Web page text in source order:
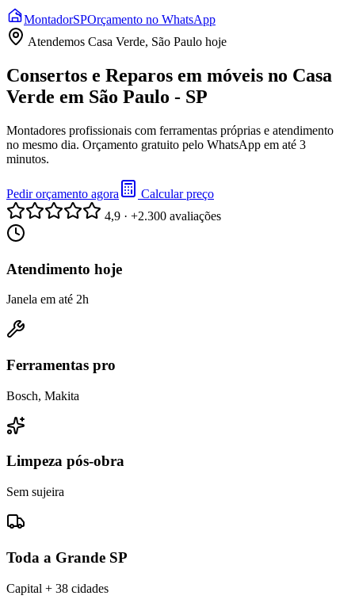
MontadorSPOrçamento no WhatsApp
Atendemos Casa Verde, São Paulo hoje
Consertos e Reparos em móveis no Casa
Verde em São Paulo - SP
Montadores profissionais com ferramentas próprias e atendimento
no mesmo dia. Orçamento gratuito pelo WhatsApp em até 3
minutos.
Pedir orçamento agora
Calcular preço
4,9 · +2.300 avaliações
Atendimento hoje
Janela em até 2h
Ferramentas pro
Bosch, Makita
Limpeza pós-obra
Sem sujeira
Toda a Grande SP
Capital + 38 cidades